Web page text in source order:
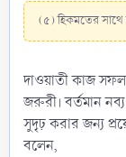
(৫) হিকমতের সাথে
দাওয়াতী কাজ
জরুরী। বর্তমান
সুদৃঢ় করার জন্য
বলেন,